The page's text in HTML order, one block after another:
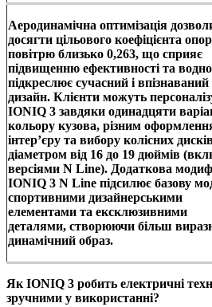
Аеродинамічна оптимізація
досягти цільового коефіцієнта
повітрю близько 0,263, що сприяє
підвищенню ефективності та
підкреслює сучасний і впізнаваний
дизайн. Клієнти можуть
IONIQ 3 завдяки одинадцяти
кольору кузова, різним
інтер’єру та вибору колісних
діаметром від 16 до 19 дюймів
версіями N Line). Додаткова
IONIQ 3 N Line підсилює базову
спортивними дизайнерськими
елементами та ексклюзивними
деталями, створюючи більш
динамічний образ.
Як IONIQ 3 робить електричні
зручними у використанні?